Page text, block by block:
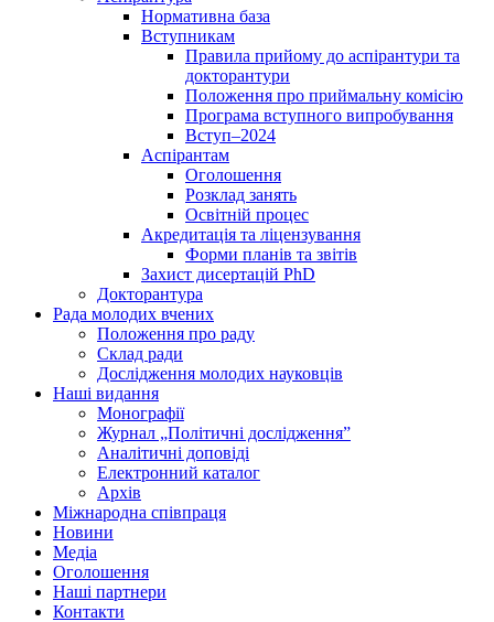
Нормативна база
Вступникам
Правила прийому до аспірантури та
докторантури
Положення про приймальну комісію
Програма вступного випробування
Вступ–2024
Аспірантам
Оголошення
Розклад занять
Освітній процес
Акредитація та ліцензування
Форми планів та звітів
Захист дисертацій PhD
Докторантура
Рада молодих вчених
Положення про раду
Склад ради
Дослідження молодих науковців
Наші видання
Монографії
Журнал „Політичні дослідження”
Аналітичні доповіді
Електронний каталог
Архів
Міжнародна співпраця
Новини
Медіa
Оголошення
Наші партнери
Контакти